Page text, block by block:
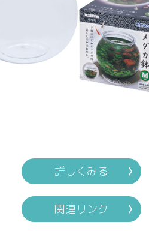
詳しくみる
関連リンク